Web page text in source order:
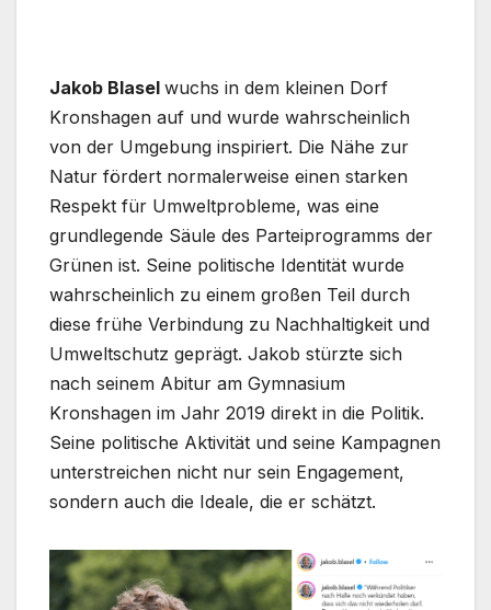
Jakob Blasel wuchs in dem kleinen Dorf
Kronshagen auf und wurde wahrscheinlich
von der Umgebung inspiriert. Die Nähe zur
Natur fördert normalerweise einen starken
Respekt für Umweltprobleme, was eine
grundlegende Säule des Parteiprogramms der
Grünen ist. Seine politische Identität wurde
wahrscheinlich zu einem großen Teil durch
diese frühe Verbindung zu Nachhaltigkeit und
Umweltschutz geprägt. Jakob stürzte sich
nach seinem Abitur am Gymnasium
Kronshagen im Jahr 2019 direkt in die Politik.
Seine politische Aktivität und seine Kampagnen
unterstreichen nicht nur sein Engagement,
sondern auch die Ideale, die er schätzt.